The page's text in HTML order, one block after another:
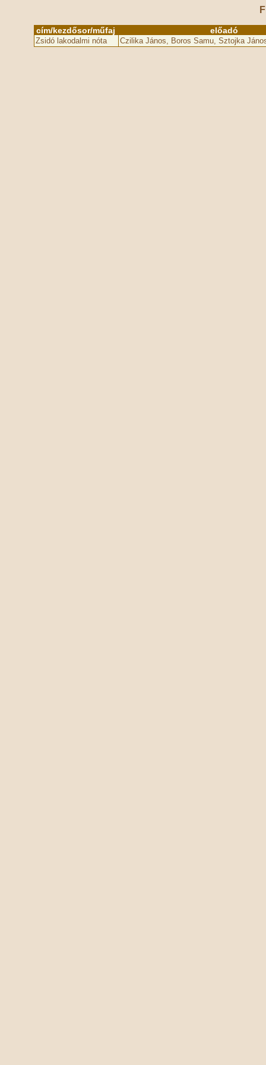
cím/kezdősor/műfaj előadó
Zsidó lakodalmi nóta Czilika János, Boros Samu, Sztojka